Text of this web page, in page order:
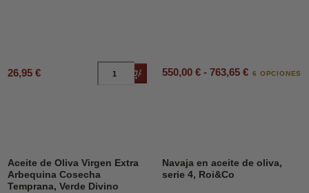
26,95 € Añadir al carrito
550,00 € - 763,65 € 6 OPCIONES
DESCUENTO45%
Aceite de Oliva Virgen Extra
Arbequina Cosecha
Temprana, Verde Divino
Navaja en aceite de oliva,
serie 4, Roi&Co